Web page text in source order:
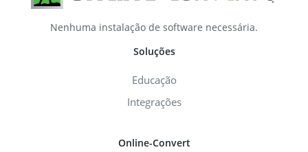
Nenhuma instalação de software necessária.
Soluções
Educação
Integrações
Online-Convert